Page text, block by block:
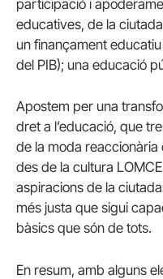
participació i
educatives, de la
un finançament
del PIB); una educació
Apostem per una
dret a l’educació, que
de la moda reaccionària
des de la cultura
aspiracions de la
més justa que sigui
bàsics que són de tots.
En resum, amb alguns